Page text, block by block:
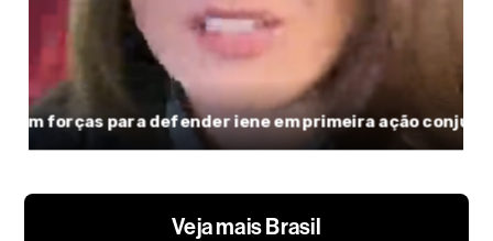
Veja mais Brasil